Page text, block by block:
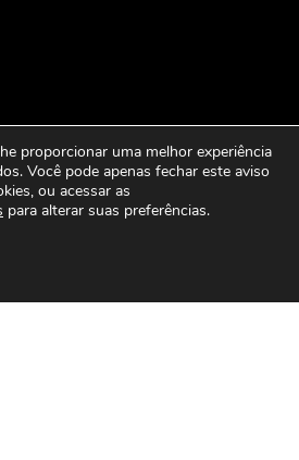
proporcionar uma melhor experiência
Você pode apenas fechar este aviso
ou acessar as
para alterar suas preferências.